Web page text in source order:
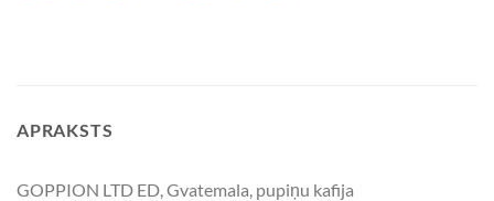
APRAKSTS
GOPPION LTD ED, Gvatemala, pupiņu kafija